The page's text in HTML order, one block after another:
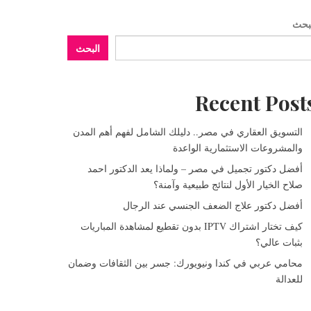
البحث
Recent
التسويق العقاري في مصر.. دليلك الشامل لفهم أهم المدن
والمشروعات الاستثمارية الواعدة
أفضل دكتور تجميل في مصر – ولماذا يعد الدكتور احمد
صلاح الخيار الأول لنتائج طبيعية وآمنة؟
أفضل دكتور علاج الضعف الجنسي عند الرجال
كيف تختار اشتراك IPTV بدون تقطيع لمشاهدة المباريات
بثبات عالي؟
محامي عربي في كندا ونيويورك: جسر بين الثقافات وضمان
للعدالة